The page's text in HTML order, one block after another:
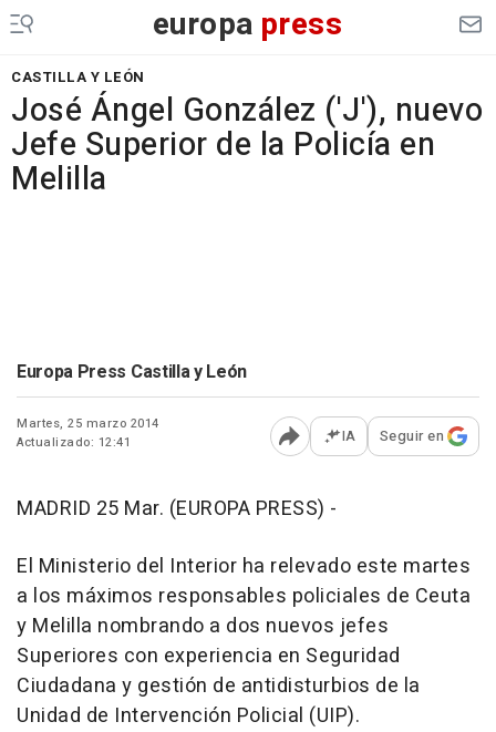
europa press
CASTILLA Y LEÓN
José Ángel González ('J'), nuevo
Jefe Superior de la Policía en
Melilla
Europa Press Castilla y León
Martes, 25 marzo 2014
Actualizado: 12:41
Abrir opciones para
IA Seguir en
MADRID 25 Mar. (EUROPA PRESS) -
El Ministerio del Interior ha relevado este martes
a los máximos responsables policiales de Ceuta
y Melilla nombrando a dos nuevos jefes
Superiores con experiencia en Seguridad
Ciudadana y gestión de antidisturbios de la
Unidad de Intervención Policial (UIP).